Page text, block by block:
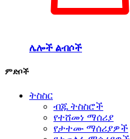
ሌሎች ልብሶች
ምድቦች
ትስስር
ብጁ ትስስሮች
የተሸመነ ማሰሪያ
የታተሙ ማሰሪያዎች